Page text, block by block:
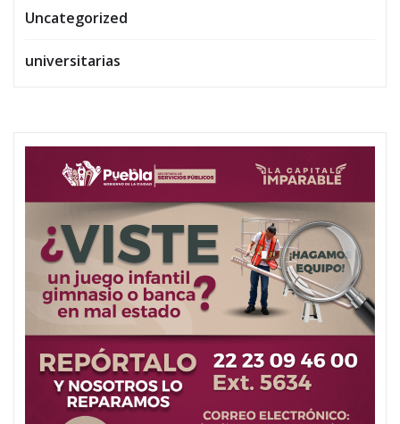
Uncategorized
universitarias